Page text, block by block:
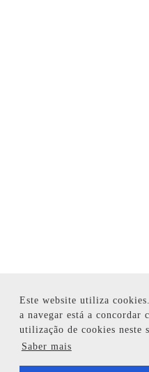
Este website utiliza
a navegar está a concordar
utilização de cookies neste
Saber mais